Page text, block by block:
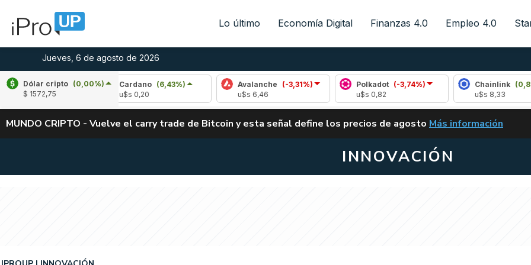
Lo último Economía Digital Finanzas 4.0 Empleo 4.0
Jueves, 6 de agosto de 2026
Dólar cripto (0,00%)
$ 1572,75
Cardano (6,43%)
Avalanche
(-3,31%)
Polkadot (-3,74%)
Chainlink (0,86%)
ALERTA
MUNDO CRIPTO - Vuelve el carry trade de Bitcoin y esta señal define los precios de agosto VUELVE EL CARRY
Más información
INNOVACIÓN